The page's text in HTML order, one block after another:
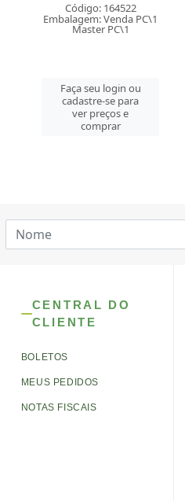
Código: 164522
Embalagem: Venda PC\1
Master PC\1
Faça seu login ou
cadastre-se para
ver preços e
comprar
CENTRAL DO
CLIENTE
BOLETOS
MEUS PEDIDOS
NOTAS FISCAIS